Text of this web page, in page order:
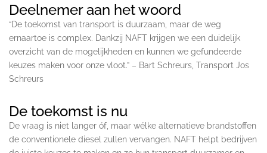
Deelnemer aan het woord
“De toekomst van transport is duurzaam, maar de weg
ernaartoe is complex. Dankzij NAFT krijgen we een duidelijk
overzicht van de mogelijkheden en kunnen we gefundeerde
keuzes maken voor onze vloot.” – Bart Schreurs, Transport Jos
Schreurs
De toekomst is nu
De vraag is niet langer óf, maar wélke alternatieve brandstoffen
de conventionele diesel zullen vervangen. NAFT helpt bedrijven